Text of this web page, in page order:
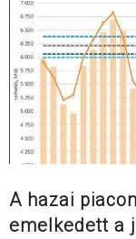
A hazai
emelkedett a